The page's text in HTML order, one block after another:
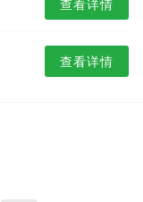
查看详情
查看详情